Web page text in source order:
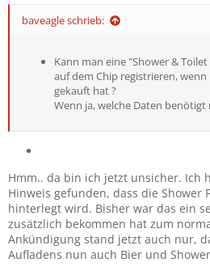
baveagle schrieb:
Kann man eine "Shower &
auf dem Chip registrieren,
gekauft hat ?
Wenn ja, welche Daten benötigt
Hmm.. da bin ich jetzt unsicher. Ich
Hinweis gefunden, dass die Shower
hinterlegt wird. Bisher war das ein
zusätzlich bekommen hat zum
Ankündigung stand jetzt auch nur,
Aufladens nun auch Bier und